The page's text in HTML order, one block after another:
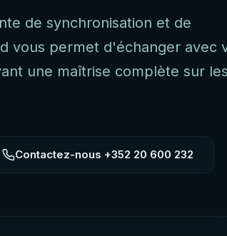
de synchronisation et de
vous permet d'échanger avec
une maîtrise complète sur
Contactez-nous +352 20 600 232